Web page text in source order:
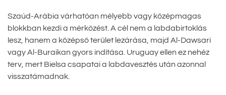
Szaúd-Arábia várhatóan mélyebb vagy középmagas
blokkban kezdi a mérkőzést. A cél nem a labdabirtoklás
lesz, hanem a középső terület lezárása, majd Al-Dawsari
vagy Al-Buraikan gyors indítása. Uruguay ellen ez nehéz
terv, mert Bielsa csapatai a labdavesztés után azonnal
visszatámadnak.